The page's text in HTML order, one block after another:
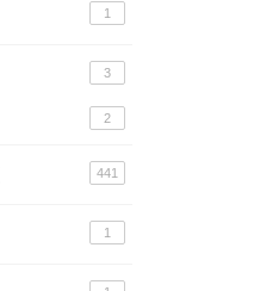
1
3
2
441
1